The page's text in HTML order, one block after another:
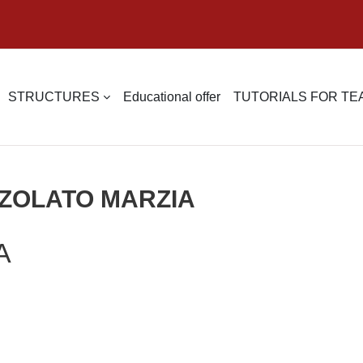
STRUCTURES Educational offer TUTORIALS FOR
MARZIA